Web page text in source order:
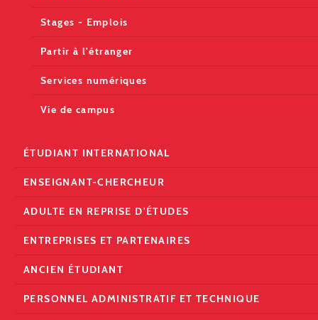
Stages - Emplois
Partir à l'étranger
Services numériques
Vie de campus
ÉTUDIANT INTERNATIONAL
ENSEIGNANT-CHERCHEUR
ADULTE EN REPRISE D'ÉTUDES
ENTREPRISES ET PARTENAIRES
ANCIEN ÉTUDIANT
PERSONNEL ADMINISTRATIF ET TECHNIQUE